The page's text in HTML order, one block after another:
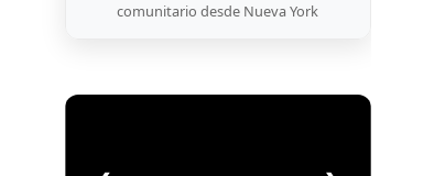
comunitario desde Nueva York